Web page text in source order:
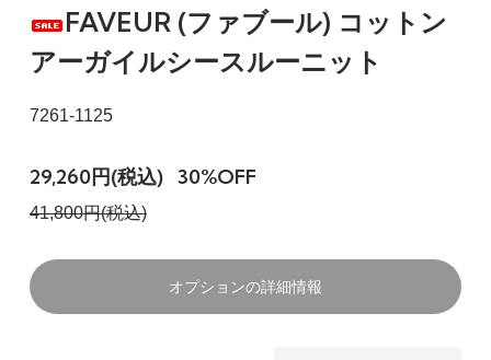
FAVEUR (ファブール) コットン
アーガイルシースルーニット
7261-1125
29,260円(税込) 30%OFF
41,800円(税込)
オプションの詳細情報